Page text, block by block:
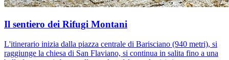
Il sentiero dei Rifugi Montani
L'itinerario inizia dalla piazza centrale di Barisciano (940 metri), si
raggiunge la chiesa di San Flaviano, si continua in salita fino a una